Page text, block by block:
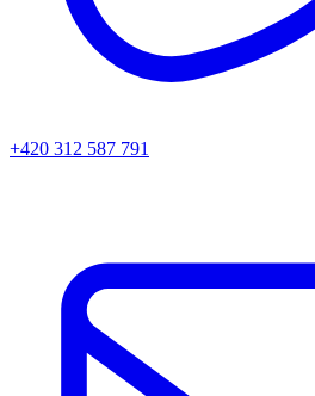
+420 312 587 791